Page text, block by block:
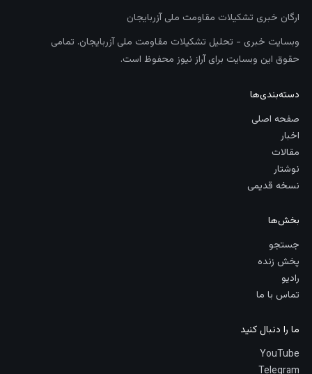
ارگان خبری تشکیلات مقاومت ملی آزربایجان
وبسایت خبری - تحلیل تشکیلات مقاومت ملی آزربایجان. تمامی
حقوق این وبسایت برای آراز نیوز محفوظ است.
دسته‌بندی‌ها
صفحه اصلی
اخبار
مقالات
نوشتار
نسخه قدیمی
بخش‌ها
جستجو
پخش زنده
رادیو
تماس با ما
ما را دنبال کنید
YouTube